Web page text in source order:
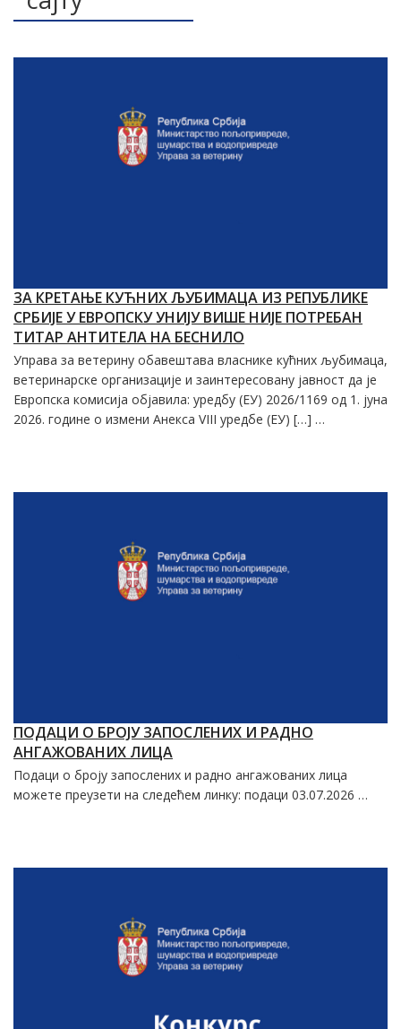
ЗА КРЕТАЊЕ КУЋНИХ ЉУБИМАЦА ИЗ РЕПУБЛИКЕ
СРБИЈЕ У ЕВРОПСКУ УНИЈУ ВИШЕ НИЈЕ ПОТРЕБАН
ТИТАР АНТИТЕЛА НА БЕСНИЛО
Управа за ветерину обавештава власнике кућних љубимаца,
ветеринарске организације и заинтересовану јавност да је
Европска комисија објавила: уредбу (ЕУ) 2026/1169 од 1. јуна
2026. године о измени Анекса VIII уредбе (ЕУ) […] …
ПОДАЦИ О БРОЈУ ЗАПОСЛЕНИХ И РАДНО
АНГАЖОВАНИХ ЛИЦА
Подаци о броју запослених и радно ангажованих лица
можете преузети на следећем линку: подаци 03.07.2026 …